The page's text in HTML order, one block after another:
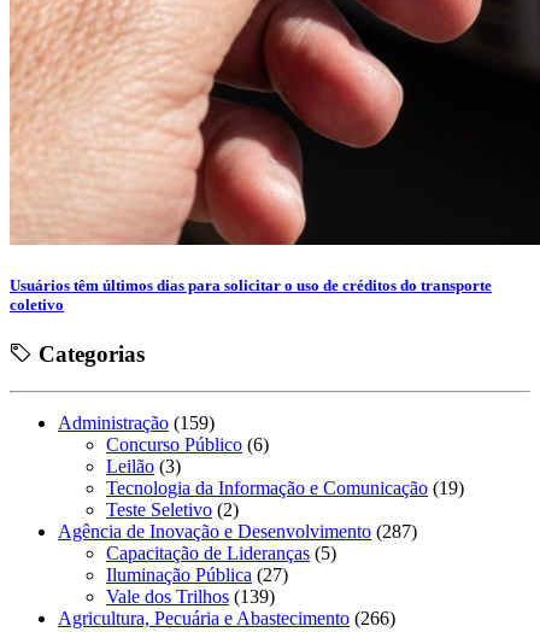
Usuários têm últimos dias para solicitar o uso de créditos do transporte
coletivo
Categorias
Administração (159)
Concurso Público (6)
Leilão (3)
Tecnologia da Informação e Comunicação (19)
Teste Seletivo (2)
Agência de Inovação e Desenvolvimento (287)
Capacitação de Lideranças (5)
Iluminação Pública (27)
Vale dos Trilhos (139)
Agricultura, Pecuária e Abastecimento (266)